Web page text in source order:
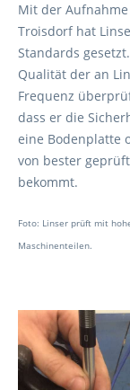
Mit der
Troisdorf hat
Standards
Qualität der an
Frequenz
dass er die
eine Bodenplatte
von bester
bekommt.
Foto: Linser prüft mit
Maschinenteilen.